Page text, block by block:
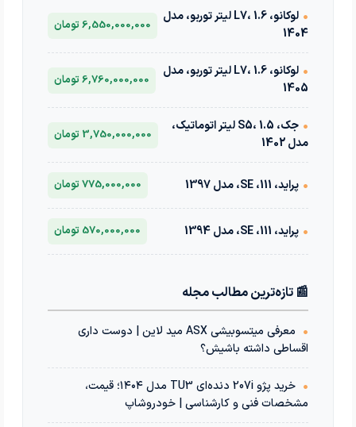
•
لوکانو، L7، 1.6 لیتر توربو، مدل
1404
6,550,000,000 تومان
•
لوکانو، L7، 1.6 لیتر توربو، مدل
1405
6,760,000,000 تومان
•
جک، S5، 1.5 لیتر اتوماتیک،
مدل 1402
3,750,000,000 تومان
• پراید، 111، SE، مدل 1397 775,000,000 تومان
• پراید، 111، SE، مدل 1394 570,000,000 تومان
📰 تازه‌ترین مطالب مجله
•
معرفی میتسوبیشی ASX مید لاین | دوست داری
اقساطی داشته باشیش؟
•
خرید پژو 207i دنده‌ای TU3 مدل ۱۴۰۴؛ قیمت،
مشخصات فنی و کارشناسی | خودروشاپ